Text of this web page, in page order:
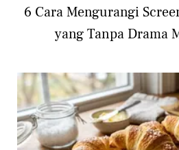
6 Cara Mengurangi
yang Tanpa Drama